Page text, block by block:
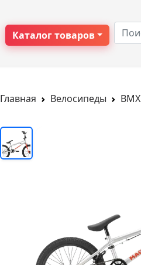
Каталог товаров
Главная Велосипеды BMX